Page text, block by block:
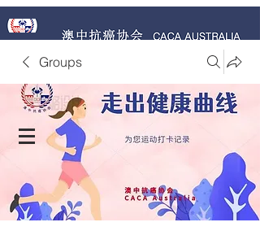
捐赠 Donate Now
Groups